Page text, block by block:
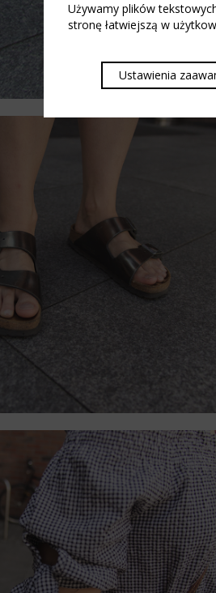
Używamy plików
stronę łatwiejszą w
Ustawienia